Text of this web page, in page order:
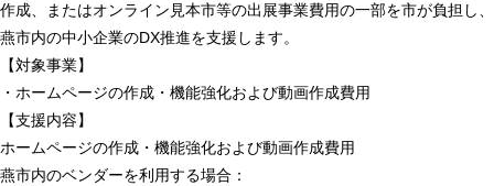
作成、またはオンライン見本市等の出展事業費用の一部を市が負担し、
燕市内の中小企業のDX推進を支援します。
【対象事業】
・ホームページの作成・機能強化および動画作成費用
【支援内容】
ホームページの作成・機能強化および動画作成費用
燕市内のベンダーを利用する場合：